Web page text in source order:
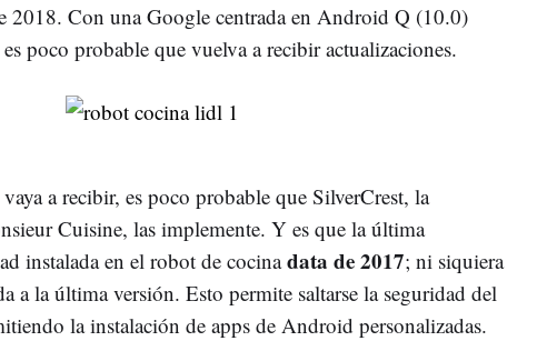
2018. Con una Google centrada en Android Q (10.0)
poco probable que vuelva a recibir actualizaciones.
a recibir, es poco probable que SilverCrest, la
Cuisine, las implemente. Y es que la última
instalada en el robot de cocinadata de 2017; ni siquiera
a la última versión. Esto permite saltarse la seguridad del
la instalación de apps de Android personalizadas.